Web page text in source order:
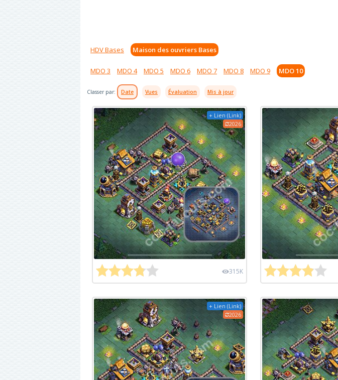
HDV Bases Maison des ouvriers Bases
MDO 3 MDO 4 MDO 5 MDO 6 MDO 7 MDO 8 MDO 9 MDO 10
Classer par: Date Vues Évaluation Mis à jour
+ Lien (Link)
2026
315K
+ Lien (Link)
2026